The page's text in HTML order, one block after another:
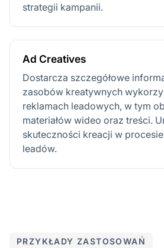
strategii kampanii.
Ad Creatives
Dostarcza szczegółowe
zasobów kreatywnych
reklamach leadowych, w tym
materiałów wideo oraz treści.
skuteczności kreacji w
leadów.
PRZYKŁADY ZASTOSOWAŃ